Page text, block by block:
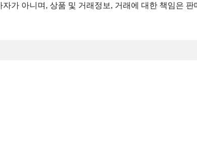
가 아니며, 상품 및 거래정보, 거래에 대한 책임은 판